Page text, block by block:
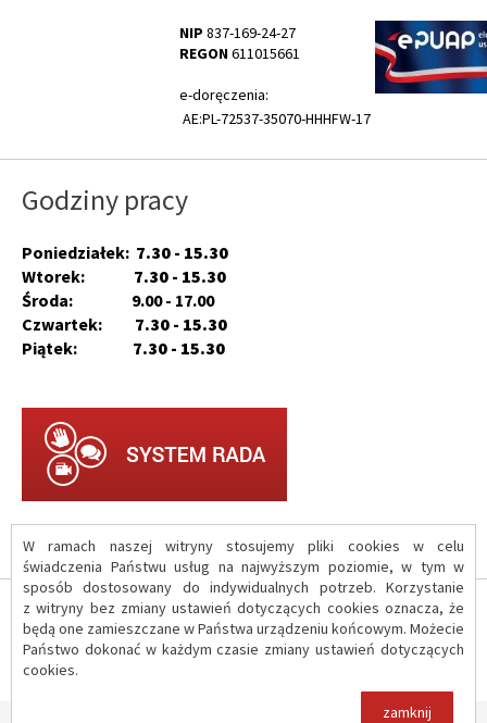
W ramach naszej witryny stosujemy pliki cookies w celu
świadczenia Państwu usług na najwyższym poziomie, w tym w
sposób dostosowany do indywidualnych potrzeb. Korzystanie
z witryny bez zmiany ustawień dotyczących cookies oznacza, że
będą one zamieszczane w Państwa urządzeniu końcowym. Możecie
Państwo dokonać w każdym czasie zmiany ustawień dotyczących
cookies.
zamknij
NIP 837-169-24-27
REGON611015661
e-doręczenia:
AE:PL-72537-35070-HHHFW-17
Godziny pracy
Poniedziałek: 7.30 - 15.30
Wtorek: 7.30 - 15.30
Środa: 9.00 - 17.00
Czwartek: 7.30 - 15.30
Piątek: 7.30 - 15.30
O serwisie
Polityka prywatności